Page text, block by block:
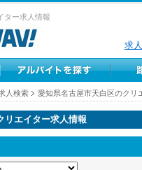
ター求人情報
求
人検索 愛知県名古屋市天白区のクリ
リエイター求人情報